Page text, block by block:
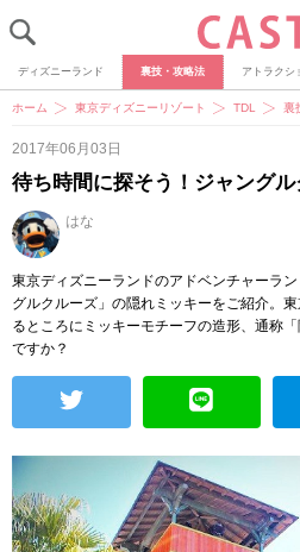
ディズニーランド 裏技・攻略法 アトラクシ
ホーム 東京ディズニーリゾート TDL 裏
2017年06月03日
待ち時間に探そう！ジャング
はな
東京ディズニーランドのアドベンチャーラ
グルクルーズ」の隠れミッキーをご紹介。
るところにミッキーモチーフの造形、通称
ですか？